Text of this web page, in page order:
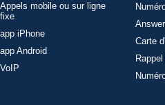
Appels mobile ou sur ligne
fixe
app iPhone
app Android
VoIP
Carte
Rappel